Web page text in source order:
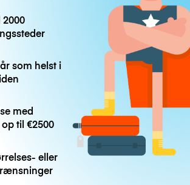
2000
som helst i
med
til€2500
eller